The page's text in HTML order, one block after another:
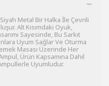
Metal Bir Halka İle Çevrili
Alt Kısımdaki Oyuk,
Sayesinde, Bu Sarkıt
Uyum Sağlar Ve Oturma
Masası Üzerinde Her
Ürün Kapsamına Dahil
Uyumludur.